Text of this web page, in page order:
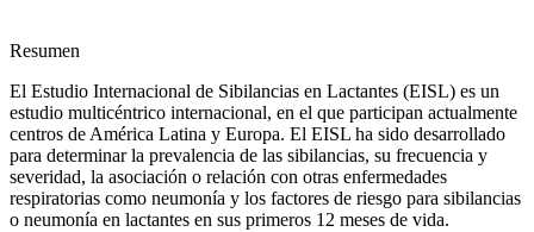
Resumen
El Estudio Internacional de Sibilancias en Lactantes (EISL) es un
estudio multicéntrico internacional, en el que participan actualmente
centros de América Latina y Europa. El EISL ha sido desarrollado
para determinar la prevalencia de las sibilancias, su frecuencia y
severidad, la asociación o relación con otras enfermedades
respiratorias como neumonía y los factores de riesgo para sibilancias
o neumonía en lactantes en sus primeros 12 meses de vida.